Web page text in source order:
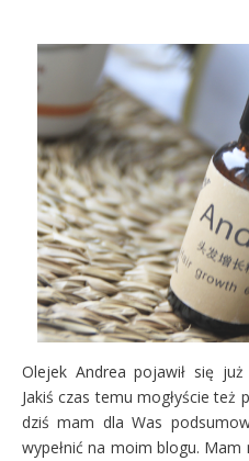
Olejek Andrea pojawił się
Jakiś czas temu mogłyście
dziś mam dla Was
wypełnić na moim blogu.